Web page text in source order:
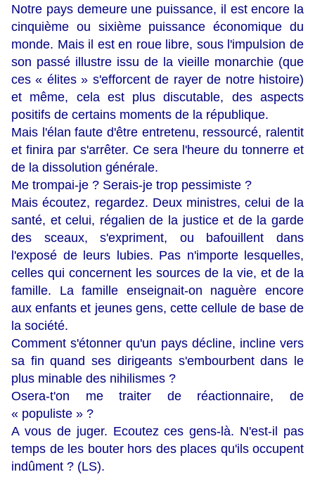
Notre pays demeure une puissance, il est encore la
cinquième ou sixième puissance économique du
monde. Mais il est en roue libre, sous l'impulsion de
son passé illustre issu de la vieille monarchie (que
ces « élites » s'efforcent de rayer de notre histoire)
et même, cela est plus discutable, des aspects
positifs de certains moments de la république.
Mais l'élan faute d'être entretenu, ressourcé, ralentit
et finira par s'arrêter. Ce sera l'heure du tonnerre et
de la dissolution générale.
Me trompai-je ? Serais-je trop pessimiste ?
Mais écoutez, regardez. Deux ministres, celui de la
santé, et celui, régalien de la justice et de la garde
des sceaux, s'expriment, ou bafouillent dans
l'exposé de leurs lubies. Pas n'importe lesquelles,
celles qui concernent les sources de la vie, et de la
famille. La famille enseignait-on naguère encore
aux enfants et jeunes gens, cette cellule de base de
la société.
Comment s'étonner qu'un pays décline, incline vers
sa fin quand ses dirigeants s'embourbent dans le
plus minable des nihilismes ?
Osera-t'on me traiter de réactionnaire, de
« populiste » ?
A vous de juger. Ecoutez ces gens-là. N'est-il pas
temps de les bouter hors des places qu'ils occupent
indûment ? (LS).